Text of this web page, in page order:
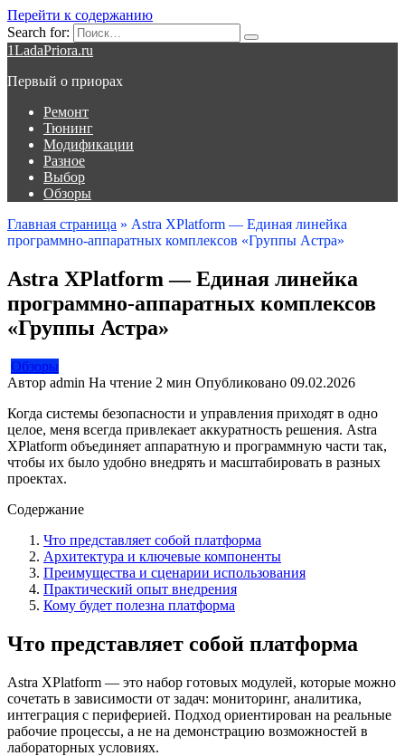
Перейти к содержанию
Search for:
1LadaPriora.ru
Первый о приорах
Ремонт
Тюнинг
Модификации
Разное
Выбор
Обзоры
Главная страница » Astra XPlatform — Единая линейка
программно-аппаратных комплексов «Группы Астра»
Astra XPlatform — Единая линейка
программно-аппаратных комплексов
«Группы Астра»
Обзоры
Автор admin На чтение 2 мин Опубликовано 09.02.2026
Когда системы безопасности и управления приходят в одно
целое, меня всегда привлекает аккуратность решения. Astra
XPlatform объединяет аппаратную и программную части так,
чтобы их было удобно внедрять и масштабировать в разных
проектах.
Содержание
Что представляет собой платформа
Архитектура и ключевые компоненты
Преимущества и сценарии использования
Практический опыт внедрения
Кому будет полезна платформа
Что представляет собой платформа
Astra XPlatform — это набор готовых модулей, которые можно
сочетать в зависимости от задач: мониторинг, аналитика,
интеграция с периферией. Подход ориентирован на реальные
рабочие процессы, а не на демонстрацию возможностей в
лабораторных условиях.